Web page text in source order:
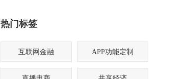
司时，常常陷入“选择
热门标签
互联网金融 APP功能定制